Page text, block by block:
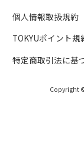
個人情報取扱規約
TOKYUポイント規
特定商取引法に基
Copyright